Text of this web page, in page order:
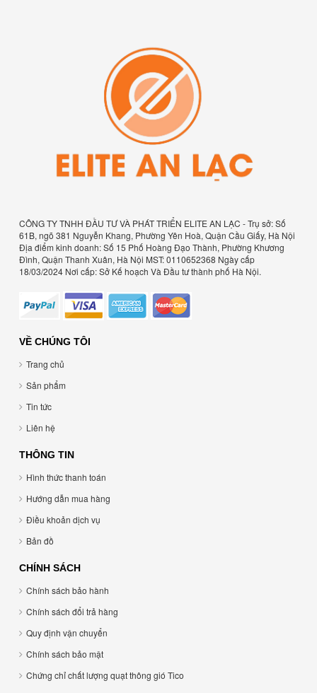
CÔNG TY TNHH ĐẦU TƯ VÀ PHÁT TRIỂN ELITE AN LẠC - Trụ sở: Số
61B, ngõ 381 Nguyễn Khang, Phường Yên Hoà, Quận Cầu Giấy, Hà Nội
Địa điểm kinh doanh: Số 15 Phố Hoàng Đạo Thành, Phường Khương
Đình, Quận Thanh Xuân, Hà Nội MST: 0110652368 Ngày cấp
18/03/2024 Nơi cấp: Sở Kế hoạch Và Đầu tư thành phố Hà Nội.
VỀ CHÚNG TÔI
Trang chủ
Sản phẩm
Tin tức
Liên hệ
THÔNG TIN
Hình thức thanh toán
Hướng dẫn mua hàng
Điều khoản dịch vụ
Bản đồ
CHÍNH SÁCH
Chính sách bảo hành
Chính sách đổi trả hàng
Quy định vận chuyển
Chính sách bảo mật
Chứng chỉ chất lượng quạt thông gió Tico